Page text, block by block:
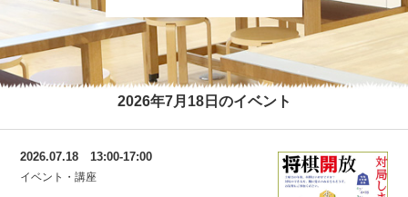
2026年7月18日のイベント
2026.07.18 13:00-17:00
イベント・講座